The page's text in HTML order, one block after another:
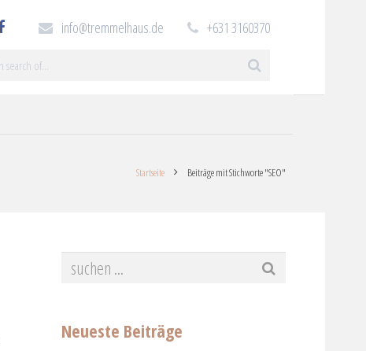
info@tremmelhaus.de +631 3160370
Startseite Beiträge mit Stichworte "SEO"
Neueste Beiträge